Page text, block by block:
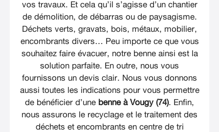
vos travaux. Et cela qu’il s’agisse d’un chantier
de démolition, de débarras ou de paysagisme.
Déchets verts, gravats, bois, métaux, mobilier,
encombrants divers… Peu importe ce que vous
souhaitez faire évacuer, notre benne ainsi est la
solution parfaite. En outre, nous vous
fournissons un devis clair. Nous vous donnons
aussi toutes les indications pour vous permettre
de bénéficier d’une benne à Vougy (74). Enfin,
nous assurons le recyclage et le traitement des
déchets et encombrants en centre de tri